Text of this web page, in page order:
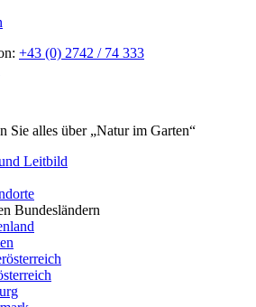
+43 (0) 2742 / 74 333
Sie alles über „Natur im Garten“
Leitbild
Bundesländern